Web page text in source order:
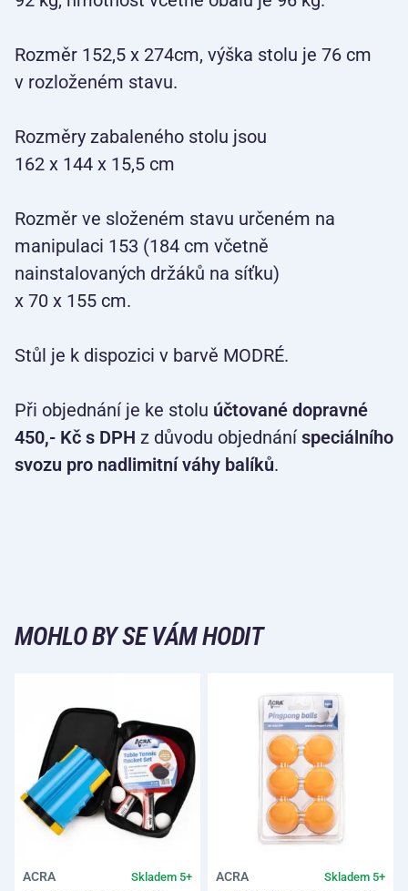
Rozměr 152,5 x 274cm, výška stolu je 76 cm
v rozloženém stavu.
Rozměry zabaleného stolu jsou
162 x 144 x 15,5 cm
Rozměr ve složeném stavu určeném na
manipulaci 153 (184 cm včetně
nainstalovaných držáků na síťku)
x 70 x 155 cm.
Stůl je k dispozici v barvě MODRÉ.
Při objednání je ke stolu účtované dopravné
450,- Kč s DPH z důvodu objednáníspeciálního
svozu pro nadlimitní váhy balíků.
MOHLO BY SE VÁM HODIT
ACRA Skladem 5+ ACRA Skladem 5+